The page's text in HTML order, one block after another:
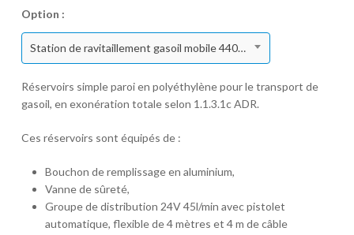
Option :
Station de ravitaillement gasoil mobile 440 l polyéthylène 24V
Réservoirs simple paroi en polyéthylène pour le transport de
gasoil, en exonération totale selon 1.1.3.1c ADR.
Ces réservoirs sont équipés de :
Bouchon de remplissage en aluminium,
Vanne de sûreté,
Groupe de distribution 24V 45l/min avec pistolet
automatique, flexible de 4 mètres et 4 m de câble